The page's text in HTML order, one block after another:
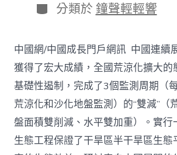
日
期
分
類
分類於 鐘聲輕輕響
中國網/中國成長門戶網訊 中國連續
獲得了宏大成績，全國荒涼化擴大的
基礎性遏制，完成了3個監測周期（
荒涼化和沙化地盤監測）的“雙減”（
盤面積雙削減、水平雙加重）。實行
生態工程保證了干旱區半干旱區生態